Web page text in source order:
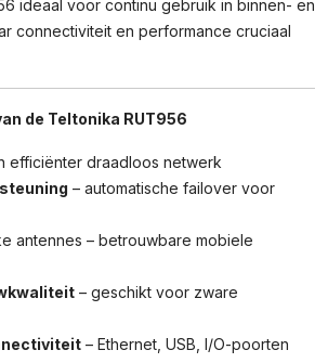
ideaal voor continu gebruik in binnen- en
connectiviteit en performance cruciaal
de Teltonika RUT956
efficiënter draadloos netwerk
– automatische failover voor
antennes – betrouwbare mobiele
– geschikt voor zware
– Ethernet, USB, I/O-poorten